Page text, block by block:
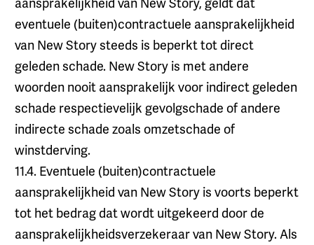
eventuele (buiten)contractuele aansprakelijkheid
van New Story steeds is beperkt tot direct
geleden schade. New Story is met andere
woorden nooit aansprakelijk voor indirect geleden
schade respectievelijk gevolgschade of andere
indirecte schade zoals omzetschade of
winstderving.
11.4. Eventuele (buiten)contractuele
aansprakelijkheid van New Story is voorts beperkt
tot het bedrag dat wordt uitgekeerd door de
aansprakelijkheidsverzekeraar van New Story. Als